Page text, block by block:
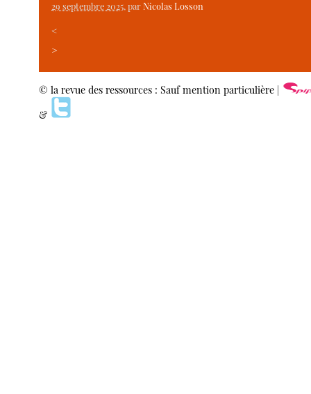
29 septembre 2025, parNicolas Losson
<
>
© la revue des ressources : Sauf mention particulière |
&